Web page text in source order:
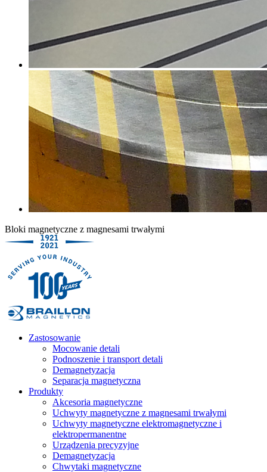
Bloki magnetyczne z magnesami trwałymi
Zastosowanie
Mocowanie detali
Podnoszenie i transport detali
Demagnetyzacja
Separacja magnetyczna
Produkty
Akcesoria magnetyczne
Uchwyty magnetyczne z magnesami trwałymi
Uchwyty magnetyczne elektromagnetyczne i
elektropermanentne
Urządzenia precyzyjne
Demagnetyzacja
Chwytaki magnetyczne